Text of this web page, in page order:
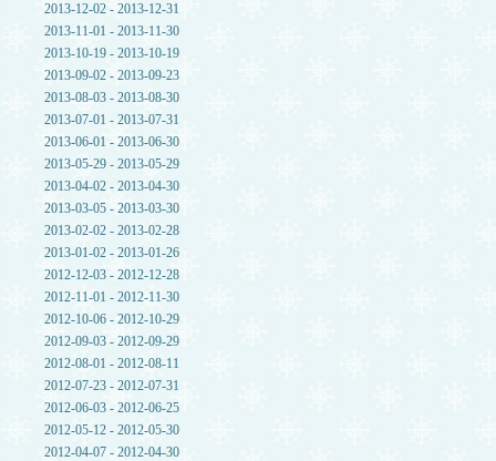
2013-12-02 - 2013-12-31
2013-11-01 - 2013-11-30
2013-10-19 - 2013-10-19
2013-09-02 - 2013-09-23
2013-08-03 - 2013-08-30
2013-07-01 - 2013-07-31
2013-06-01 - 2013-06-30
2013-05-29 - 2013-05-29
2013-04-02 - 2013-04-30
2013-03-05 - 2013-03-30
2013-02-02 - 2013-02-28
2013-01-02 - 2013-01-26
2012-12-03 - 2012-12-28
2012-11-01 - 2012-11-30
2012-10-06 - 2012-10-29
2012-09-03 - 2012-09-29
2012-08-01 - 2012-08-11
2012-07-23 - 2012-07-31
2012-06-03 - 2012-06-25
2012-05-12 - 2012-05-30
2012-04-07 - 2012-04-30